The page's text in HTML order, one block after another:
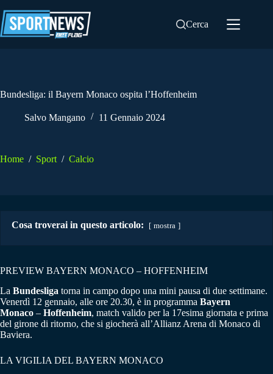
al
contenuto
Cerca
Bundesliga: il Bayern Monaco ospita l’Hoffenheim
Salvo Mangano 11 Gennaio 2024
Home / Sport / Calcio
Cosa troverai in questo articolo: mostra
PREVIEW BAYERN MONACO – HOFFENHEIM
La Bundesliga torna in campo dopo una mini pausa di due settimane.
Venerdì 12 gennaio, alle ore 20.30, è in programma Bayern
Monaco – Hoffenheim, match valido per la 17esima giornata e prima
del girone di ritorno, che si giocherà all’Allianz Arena di Monaco di
Baviera.
LA VIGILIA DEL BAYERN MONACO